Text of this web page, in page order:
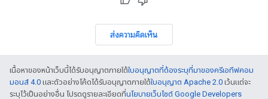
ส่งความคิดเห็น
เนื้อหาของหน้าเว็บนี้ได้รับอนุญาตภายใต้ใบอนุญาตที่ต้องระบุที่มาของครีเอทีฟคอม
มอนส์ 4.0 และตัวอย่างโค้ดได้รับอนุญาตภายใต้ใบอนุญาต Apache 2.0 เว้นแต่จะ
ระบุไว้เป็นอย่างอื่น โปรดดูรายละเอียดที่นโยบายเว็บไซต์ Google Developers